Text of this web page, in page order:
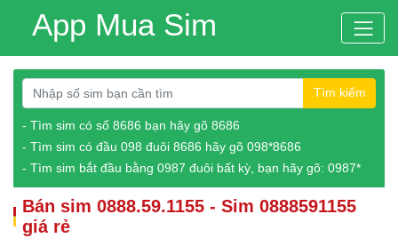
App Mua Sim
Tìm kiếm
- Tìm sim có số 8686 bạn hãy gõ 8686
- Tìm sim có đầu 098 đuôi 8686 hãy gõ 098*8686
- Tìm sim bắt đầu bằng 0987 đuôi bất kỳ, bạn hãy gõ: 0987*
Bán sim 0888.59.1155 - Sim 0888591155
giá rẻ